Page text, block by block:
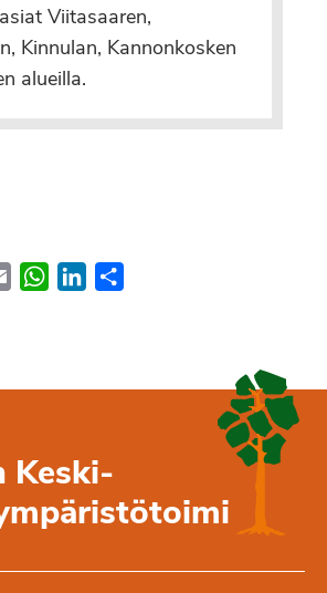
Viitasaaren,
Kinnulan, Kannonkosken
alueilla.
Email WhatsApp
LinkedIn
Keski-